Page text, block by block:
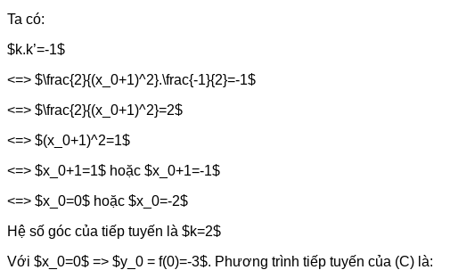
Ta có:
$k.k’=-1$
<=> $\frac{2}{(x_0+1)^2}.\frac{-1}{2}=-1$
<=> $\frac{2}{(x_0+1)^2}=2$
<=> $(x_0+1)^2=1$
<=> $x_0+1=1$ hoặc $x_0+1=-1$
<=> $x_0=0$ hoặc $x_0=-2$
Hệ số góc của tiếp tuyến là $k=2$
Với $x_0=0$ => $y_0 = f(0)=-3$. Phương trình tiếp tuyến của (C) là: